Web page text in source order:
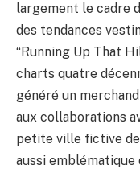
largement le cadre
des tendances
“Running Up That
charts quatre
généré un
aux collaborations
petite ville fictive
aussi emblématique